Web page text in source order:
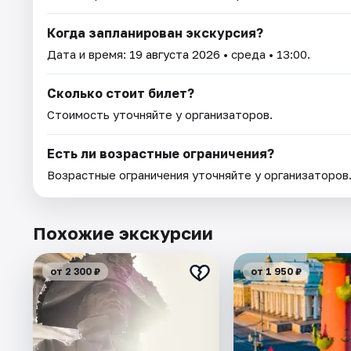
Когда запланирован экскурсия?
Дата и время: 19 августа 2026 • среда • 13:00.
Сколько стоит билет?
Стоимость уточняйте у организаторов.
Есть ли возрастные ограничения?
Возрастные ограничения уточняйте у организаторов.
Похожие экскурсии
от 2 300 ₽ от 1 950 ₽